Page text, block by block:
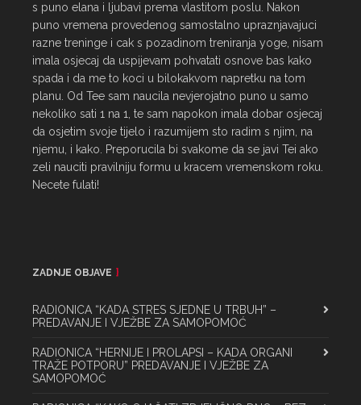
s puno elana i ljubavi prema vlastitom poslu. Nakon
puno vremena provedenog samostalno upraznjavajuci
razne treninge i cak s pozadinom treniranja yoge, nisam
imala osjecaj da uspijevam pohvatati osnove bas kako
spada i da me to koci u bilokakvom napretku na tom
planu. Od Tee sam naucila nevjerojatno puno u samo
nekoliko sati 1 na 1, te sam napokon imala dobar osjecaj
da osjetim svoje tijelo i razumijem sto radim s njim, na
njemu, i kako. Preporucila bi svakome da se javi Tei ako
zeli nauciti pravilniju formu u kracem vremenskom roku.
Necete fulati!
ZADNJE OBJAVE
RADIONICA “KADA STRES SJEDNE U TRBUH” –
PREDAVANJE I VJEŽBE ZA SAMOPOMOĆ
RADIONICA “HERNIJE I PROLAPSI – KADA ORGANI
TRAŽE POTPORU” PREDAVANJE I VJEŽBE ZA
SAMOPOMOĆ